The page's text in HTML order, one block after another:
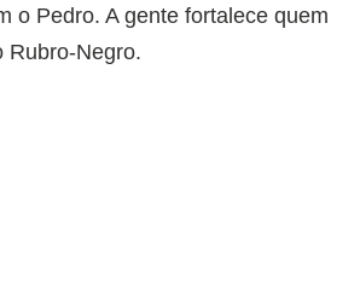
o Pedro. A gente fortalece quem
Rubro-Negro.